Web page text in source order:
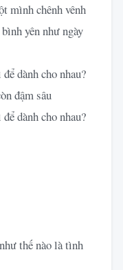
mình chênh vênh
yên như ngày
dành cho nhau?
đậm sâu
dành cho nhau?
thế nào là tình